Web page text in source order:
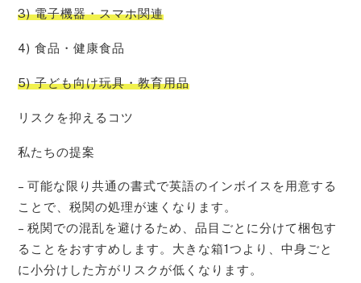
3) 電子機器・スマホ関連
4) 食品・健康食品
5) 子ども向け玩具・教育用品
リスクを抑えるコツ
私たちの提案
– 可能な限り共通の書式で英語のインボイスを用意する
ことで、税関の処理が速くなります。
– 税関での混乱を避けるため、品目ごとに分けて梱包す
ることをおすすめします。大きな箱1つより、中身ごと
に小分けした方がリスクが低くなります。